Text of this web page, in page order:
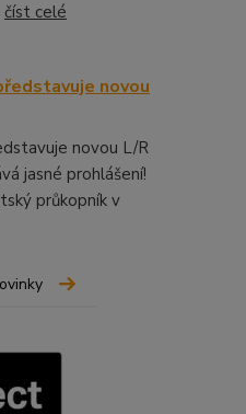
číst celé
novou
novou L/R
jasné prohlášení!
průkopník v